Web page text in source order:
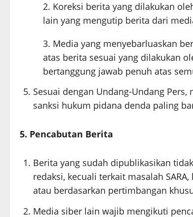
Koreksi berita yang dilakukan
lain yang mengutip berita dari
Media yang menyebarluaskan
atas berita sesuai yang dilakukan
bertanggung jawab penuh atas
Sesuai dengan Undang-Undang
sanksi hukum pidana denda paling
5. Pencabutan Berita
Berita yang sudah dipublikasikan
redaksi, kecuali terkait masalah
atau berdasarkan pertimbangan
Media siber lain wajib mengikuti